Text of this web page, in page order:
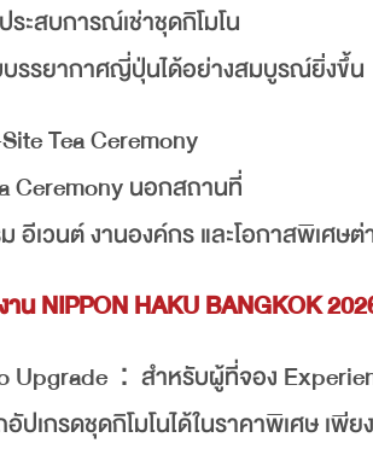
ะสบการณ์เช่าชุดกิโมโน
รรยากาศญี่ปุ่นได้อย่างสมบูรณ์ยิ่งขึ้น
Tea Ceremony
Ceremony นอกสถานที่
อีเวนต์ งานองค์กร และโอกาสพิเศษต่
น NIPPON HAKU BANGKOK
Upgrade：สำหรับผู้ที่จอง
ปเกรดชุดกิโมโนได้ในราคาพิเศษ เพี